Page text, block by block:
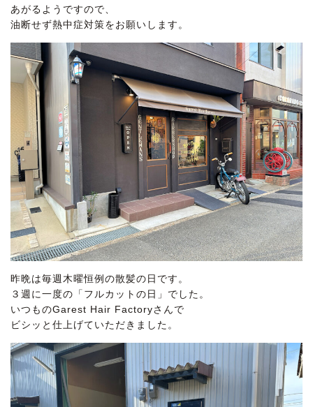
あがるようですので、
油断せず熱中症対策をお願いします。
昨晩は毎週木曜恒例の散髪の日です。
３週に一度の「フルカットの日」でした。
いつものGarest Hair Factoryさんで
ビシッと仕上げていただきました。